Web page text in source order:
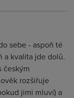
sebe - aspoň té
a kvalita jde dolů.
českým
rozšiřuje
jimi mluví) a